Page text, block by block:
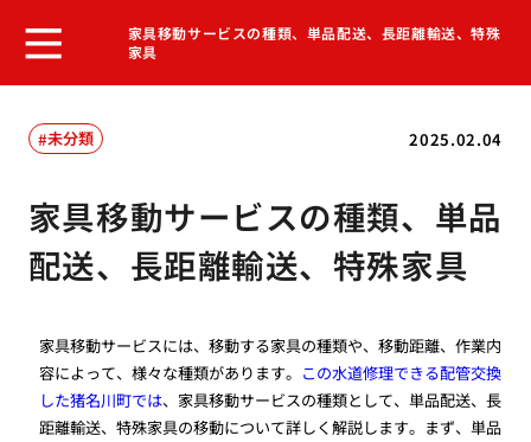
家具移動サービスの種類、単品配送、長距離輸送、特殊
家具
2025.02.04
未分類
家具移動サービスの種類、単品
配送、長距離輸送、特殊家具
家具移動サービスには、移動する家具の種類や、移動距離、作業内
容によって、様々な種類があります。 この水道修理できる配管交換
した猪名川町では、家具移動サービスの種類として、単品配送、長
距離輸送、特殊家具の移動について詳しく解説します。まず、単品